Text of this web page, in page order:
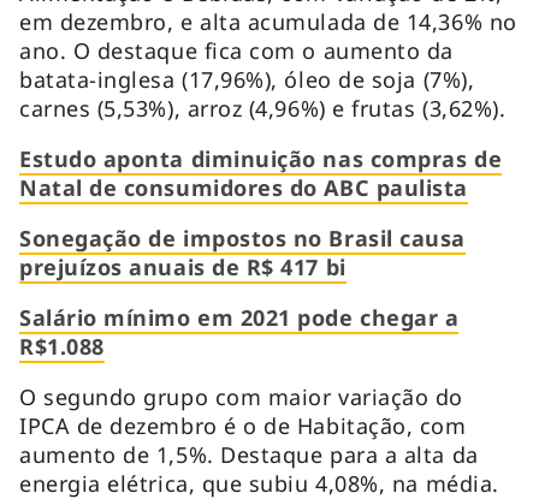
em dezembro, e alta acumulada de 14,36% no
ano. O destaque fica com o aumento da
batata-inglesa (17,96%), óleo de soja (7%),
carnes (5,53%), arroz (4,96%) e frutas (3,62%).
Estudo aponta diminuição nas compras de
Natal de consumidores do ABC paulista
Sonegação de impostos no Brasil causa
prejuízos anuais de R$ 417 bi
Salário mínimo em 2021 pode chegar a
R$1.088
O segundo grupo com maior variação do
IPCA de dezembro é o de Habitação, com
aumento de 1,5%. Destaque para a alta da
energia elétrica, que subiu 4,08%, na média.